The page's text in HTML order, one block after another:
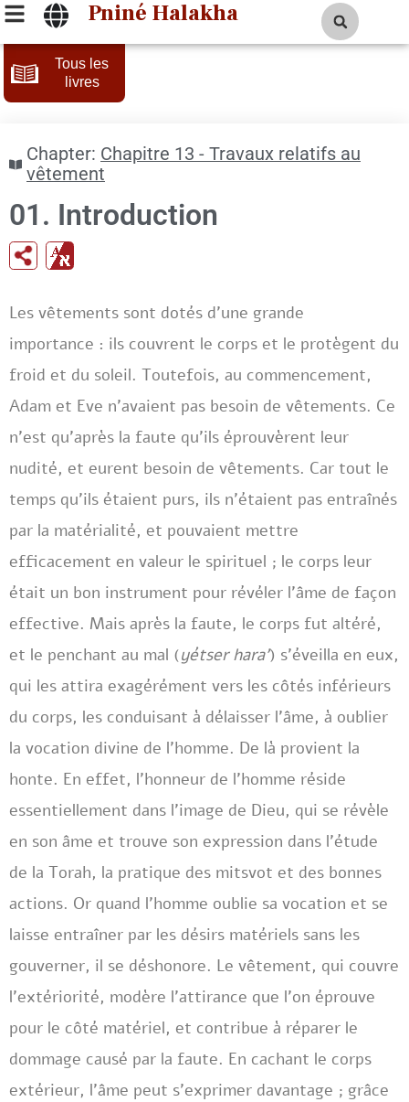
Pniné Halakha
Tous les
livres
Chapter: Chapitre 13 - Travaux relatifs au
vêtement
01. Introduction
Les vêtements sont dotés d’une grande
importance : ils couvrent le corps et le protègent du
froid et du soleil. Toutefois, au commencement,
Adam et Eve n’avaient pas besoin de vêtements. Ce
n’est qu’après la faute qu’ils éprouvèrent leur
nudité, et eurent besoin de vêtements. Car tout le
temps qu’ils étaient purs, ils n’étaient pas entraînés
par la matérialité, et pouvaient mettre
efficacement en valeur le spirituel ; le corps leur
était un bon instrument pour révéler l’âme de façon
effective. Mais après la faute, le corps fut altéré,
et le penchant au mal (yétser hara’) s’éveilla en eux,
qui les attira exagérément vers les côtés inférieurs
du corps, les conduisant à délaisser l’âme, à oublier
la vocation divine de l’homme. De là provient la
honte. En effet, l’honneur de l’homme réside
essentiellement dans l’image de Dieu, qui se révèle
en son âme et trouve son expression dans l’étude
de la Torah, la pratique des mitsvot et des bonnes
actions. Or quand l’homme oublie sa vocation et se
laisse entraîner par les désirs matériels sans les
gouverner, il se déshonore. Le vêtement, qui couvre
l’extériorité, modère l’attirance que l’on éprouve
pour le côté matériel, et contribue à réparer le
dommage causé par la faute. En cachant le corps
extérieur, l’âme peut s’exprimer davantage ; grâce